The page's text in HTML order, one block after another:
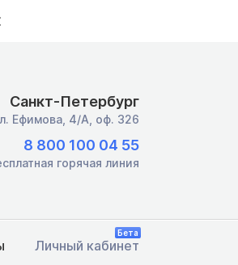
Санкт-Петербург
Ефимова, 4/А, оф. 326
8 800 100 04 55
горячая линия
Личный кабинет
Бета